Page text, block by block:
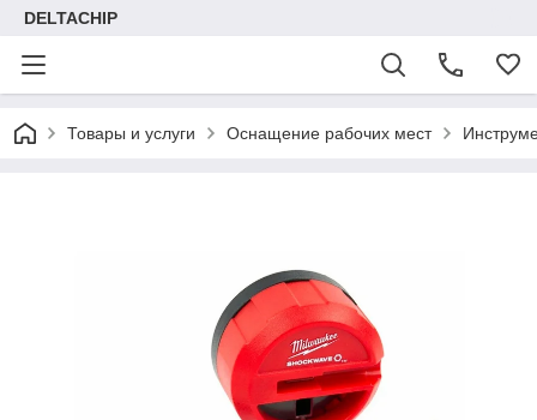
DELTACHIP
Товары и услуги Оснащение рабочих мест